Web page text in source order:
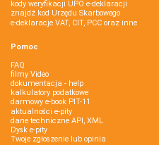
kody weryfikacji UPO e-deklaracji
znajdź kod Urzędu Skarbowego
e-deklaracje VAT, CIT, PCC oraz inne
Pomoc
FAQ
filmy Video
dokumentacja - help
kalkulatory podatkowe
darmowy e-book PIT-11
aktualności e-pity
dane techniczne API, XML
Dysk e-pity
Twoje zgłoszenie lub opinia